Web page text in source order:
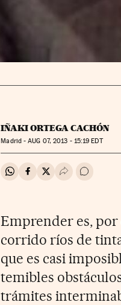
IÑAKI ORTEGA CACHÓN
Madrid -AUG 07, 2013 - 15:19 EDT
Compartir en Whatsapp
Compartir en Facebook
Compartir en
Desplegar
Ir a los
Emprender es, por
corrido ríos de
que es casi
temibles
trámites